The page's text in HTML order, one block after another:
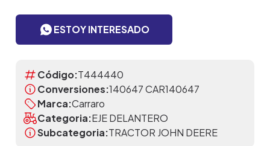
ESTOY INTERESADO
Código:T444440
Conversiones:140647 CAR140647
Marca:Carraro
Categoria:EJE DELANTERO
Subcategoria:TRACTOR JOHN DEERE